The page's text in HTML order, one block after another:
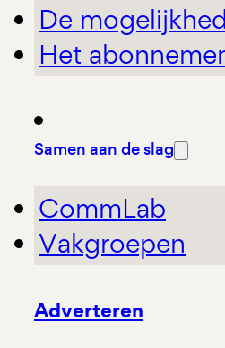
De
Het
Samen aan de slag
CommLab
Vakgroepen
Adverteren